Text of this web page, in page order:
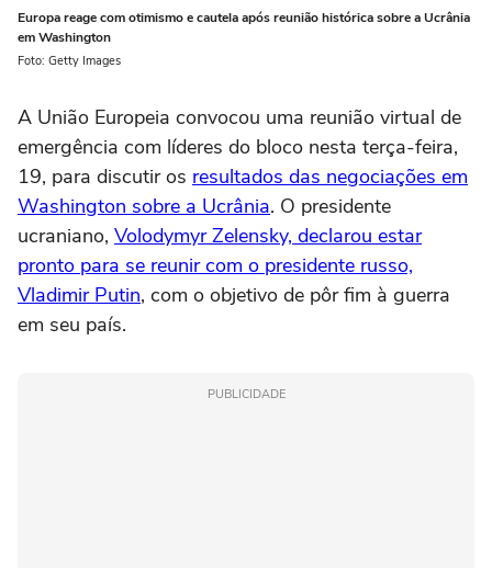
Europa reage com otimismo e cautela após reunião histórica sobre a Ucrânia
em Washington
Foto: Getty Images
A União Europeia convocou uma reunião virtual de
emergência com líderes do bloco nesta terça-feira,
19, para discutir os resultados das negociações em
Washington sobre a Ucrânia. O presidente
ucraniano, Volodymyr Zelensky, declarou estar
pronto para se reunir com o presidente russo,
Vladimir Putin, com o objetivo de pôr fim à guerra
em seu país.
PUBLICIDADE